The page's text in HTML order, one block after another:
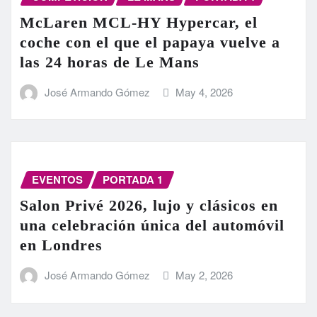
McLaren MCL-HY Hypercar, el
coche con el que el papaya vuelve a
las 24 horas de Le Mans
José Armando Gómez May 4, 2026
EVENTOS PORTADA 1
Salon Privé 2026, lujo y clásicos en
una celebración única del automóvil
en Londres
José Armando Gómez May 2, 2026